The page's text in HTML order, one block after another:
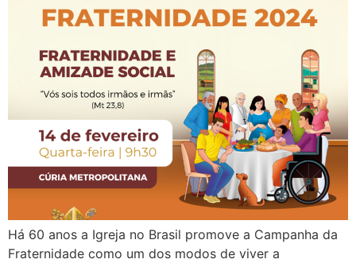
Há 60 anos a Igreja no Brasil promove a Campanha da
Fraternidade como um dos modos de viver a